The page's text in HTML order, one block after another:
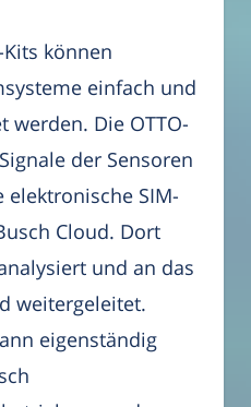
können
einfach und
werden. Die OTTO-
der Sensoren
SIM-
Cloud. Dort
und an das
weitergeleitet.
eigenständig